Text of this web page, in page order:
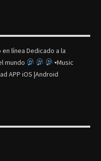
línea Dedicado a la
mundo
▪Music
APP iOS |Android